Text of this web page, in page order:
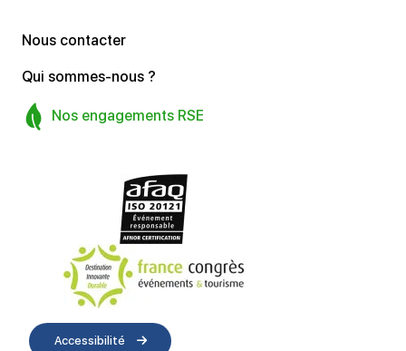
Nous contacter
Qui sommes-nous ?
Nos engagements RSE
Accessibilité